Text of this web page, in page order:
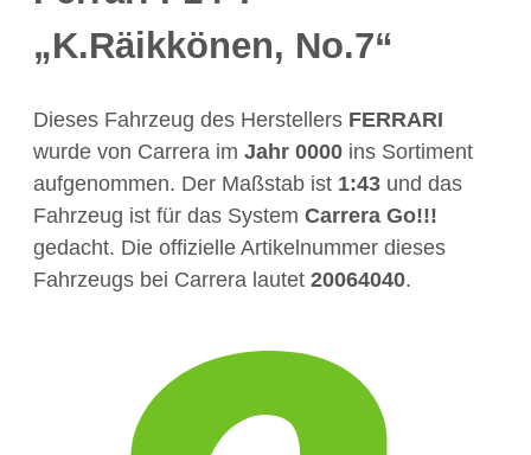
„K.Räikkönen, No.7“
Dieses Fahrzeug des Herstellers FERRARI
wurde von Carrera im Jahr 0000 ins Sortiment
aufgenommen. Der Maßstab ist 1:43 und das
Fahrzeug ist für das System Carrera Go!!!
gedacht. Die offizielle Artikelnummer dieses
Fahrzeugs bei Carrera lautet 20064040.